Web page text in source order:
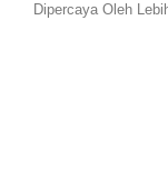
Dipercaya Oleh